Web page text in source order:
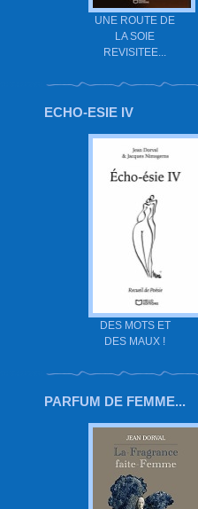
UNE ROUTE DE
LA SOIE
REVISITEE...
ECHO-ESIE IV
DES MOTS ET
DES MAUX !
PARFUM DE FEMME...